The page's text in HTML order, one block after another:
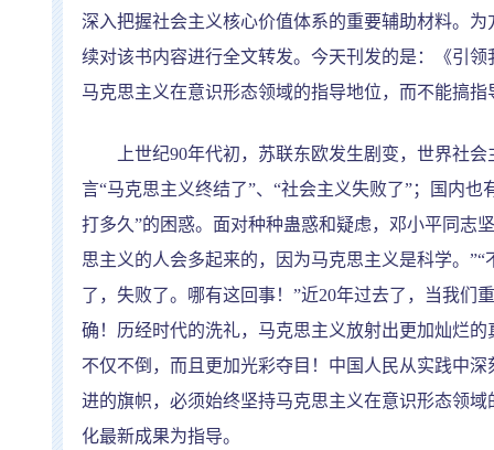
深入把握社会主义核心价值体系的重要辅助材料。
续对该书内容进行全文转发。今天刊发的是：《引领
马克思主义在意识形态领域的指导地位，而不能搞
上世纪90年代初，苏联东欧发生剧变，世界社
言“马克思主义终结了”、 “社会主义失败了”；国内也
打多久”的困惑。面对种种蛊惑和疑虑，邓小平同志
思主义的人会多起来的，因为马克思主义是科学。 ”“
了，失败了。哪有这回事！ ”近20年过去了，当我们
确！历经时代的洗礼，马克思主义放射出更加灿烂
不仅不倒，而且更加光彩夺目！中国人民从实践中
进的旗帜，必须始终坚持马克思主义在意识形态领
化最新成果为指导。